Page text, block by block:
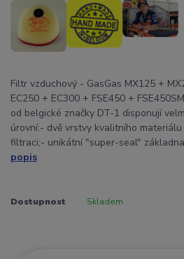
Filtr vzduchový - GasGas MX125 +
EC250 + EC300 + FSE450 +
od belgické značky DT-1 disponují
úrovní:- dvě vrstvy kvalitního
filtraci;- unikátní "super-seal"
popis
Dostupnost Skladem